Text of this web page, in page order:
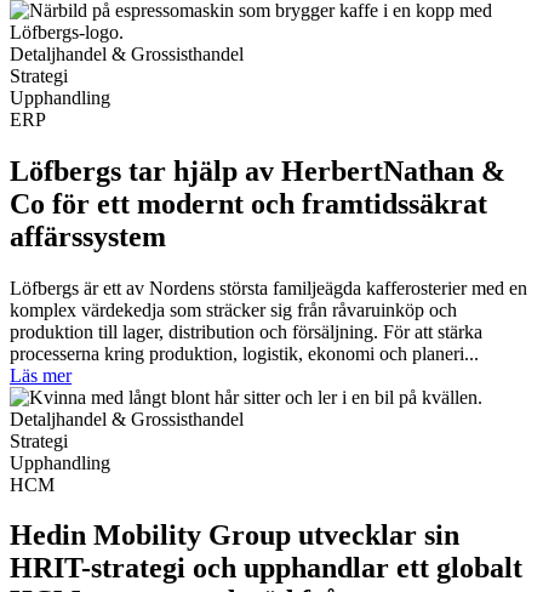
Detaljhandel & Grossisthandel
Strategi
Upphandling
ERP
Löfbergs tar hjälp av HerbertNathan &
Co för ett modernt och framtidssäkrat
affärssystem
Löfbergs är ett av Nordens största familjeägda kafferosterier med en
komplex värdekedja som sträcker sig från råvaruinköp och
produktion till lager, distribution och försäljning. För att stärka
processerna kring produktion, logistik, ekonomi och planeri...
Läs mer
Detaljhandel & Grossisthandel
Strategi
Upphandling
HCM
Hedin Mobility Group utvecklar sin
HRIT-strategi och upphandlar ett globalt